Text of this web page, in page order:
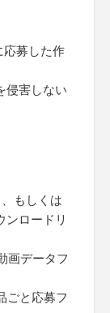
募した作
侵害しない
もしくは
ンロードリ
画データフ
ごと応募フ